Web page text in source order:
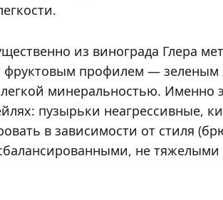
из винограда Глера
фруктовым профилем — зеленым
минеральностью. Именно
пузырьки неагрессивные,
в зависимости от стиля
не